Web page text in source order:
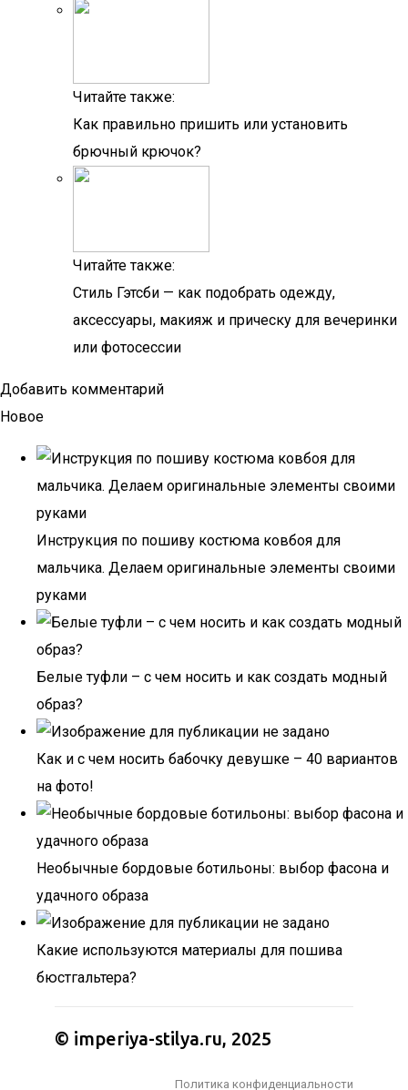
Читайте также:
Как правильно пришить или установить
брючный крючок?
Читайте также:
Стиль Гэтсби — как подобрать одежду,
аксессуары, макияж и прическу для вечеринки
или фотосессии
Добавить комментарий
Новое
Инструкция по пошиву костюма ковбоя для
мальчика. Делаем оригинальные элементы своими
руками
Белые туфли – с чем носить и как создать модный
образ?
Как и с чем носить бабочку девушке – 40 вариантов
на фото!
Необычные бордовые ботильоны: выбор фасона и
удачного образа
Какие используются материалы для пошива
бюстгальтера?
© imperiya-stilya.ru, 2025
Политика конфиденциальности